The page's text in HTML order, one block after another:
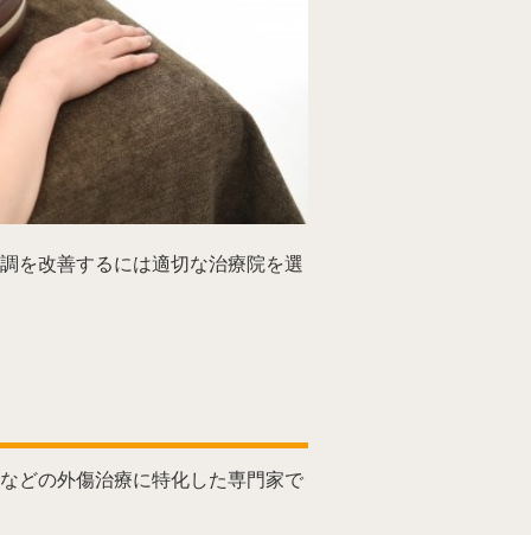
を改善するには適切な治療院を選
どの外傷治療に特化した専門家で